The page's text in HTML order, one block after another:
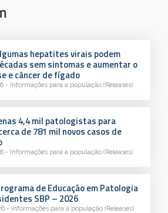
hepatites virais podem
sem sintomas e aumentar o
e câncer de fígado
- Informações para a população (Releases)
4,4 mil patologistas para
de 781 mil novos casos de
- Informações para a população (Releases)
de Educação em Patologia
SBP – 2026
- Informações para a população (Releases)